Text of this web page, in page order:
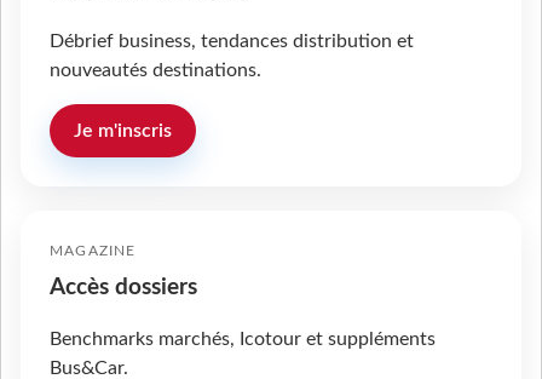
Débrief business, tendances distribution et
nouveautés destinations.
Je m'inscris
MAGAZINE
Accès dossiers
Benchmarks marchés, Icotour et suppléments
Bus&Car.